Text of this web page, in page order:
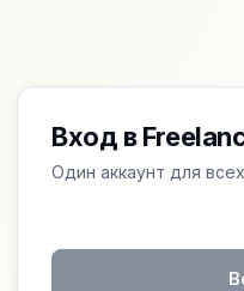
Вход в
Один аккаунт для